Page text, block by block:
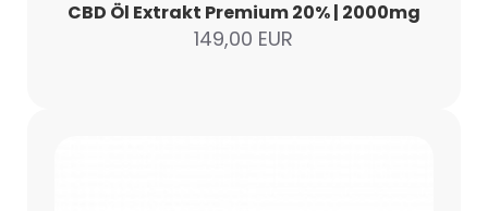
CBD Öl Extrakt Premium 20% | 2000mg
149,00 EUR